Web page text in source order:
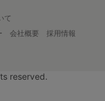
て
会社概要
採用情報
reserved.